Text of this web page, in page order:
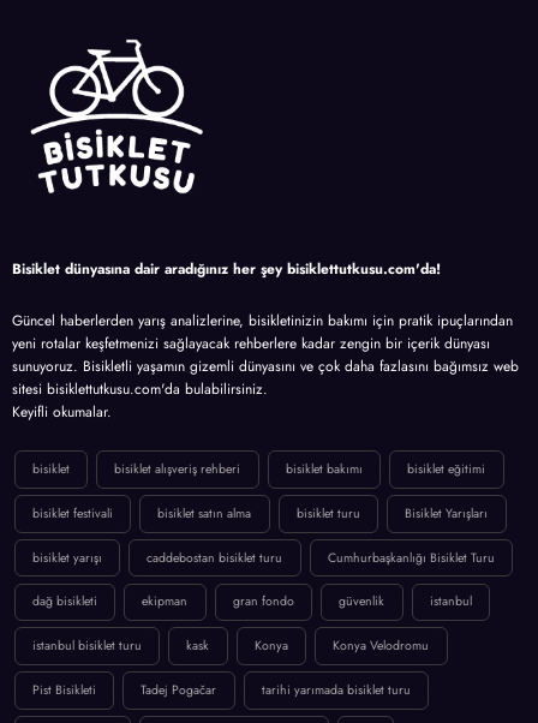
Bisiklet dünyasına dair aradığınız her şey bisiklettutkusu.com'da!
Güncel haberlerden yarış analizlerine, bisikletinizin bakımı için pratik ipuçlarından
yeni rotalar keşfetmenizi sağlayacak rehberlere kadar zengin bir içerik dünyası
sunuyoruz. Bisikletli yaşamın gizemli dünyasını ve çok daha fazlasını bağımsız web
sitesi bisiklettutkusu.com'da bulabilirsiniz.
Keyifli okumalar.
bisiklet bisiklet alışveriş rehberi bisiklet bakımı bisiklet eğitimi
bisiklet festivali bisiklet satın alma bisiklet turu Bisiklet Yarışları
bisiklet yarışı caddebostan bisiklet turu Cumhurbaşkanlığı Bisiklet Turu
dağ bisikleti ekipman gran fondo güvenlik istanbul
istanbul bisiklet turu kask Konya Konya Velodromu
Pist Bisikleti Tadej Pogačar tarihi yarımada bisiklet turu